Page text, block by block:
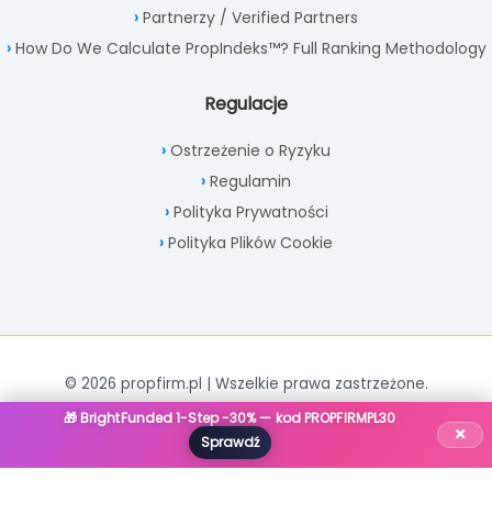
Partnerzy / Verified Partners
How Do We Calculate PropIndeks™? Full Ranking Methodology
Regulacje
Ostrzeżenie o Ryzyku
Regulamin
Polityka Prywatności
Polityka Plików Cookie
© 2026 propfirm.pl | Wszelkie prawa zastrzeżone.
🎁 BrightFunded 1-Step -30% — kod PROPFIRMPL30
Sprawdź
×